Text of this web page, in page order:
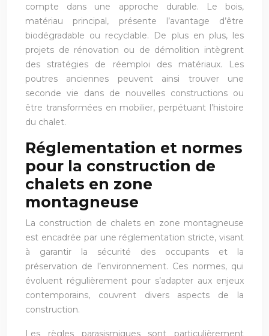
compte dans une approche durable. Le bois,
matériau principal, présente l’avantage d’être
biodégradable ou recyclable. De plus en plus, les
projets de rénovation ou de démolition intègrent
des stratégies de réemploi des matériaux. Les
poutres anciennes peuvent ainsi trouver une
seconde vie dans de nouvelles constructions ou
être transformées en mobilier, perpétuant l’histoire
du chalet.
Réglementation et normes
pour la construction de
chalets en zone
montagneuse
La construction de chalets en zone montagneuse
est encadrée par une réglementation stricte, visant
à garantir la sécurité des occupants et la
préservation de l’environnement. Ces normes, qui
évoluent régulièrement pour s’adapter aux enjeux
contemporains, couvrent divers aspects de la
construction.
Les règles parasismiques sont particulièrement